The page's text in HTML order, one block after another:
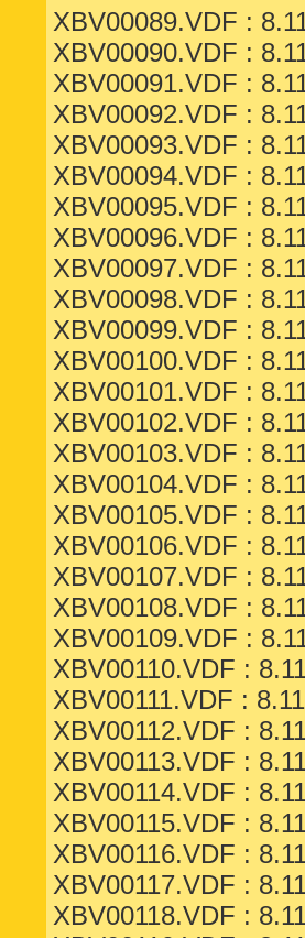
XBV00089.VDF :
XBV00090.VDF :
XBV00091.VDF :
XBV00092.VDF :
XBV00093.VDF :
XBV00094.VDF :
XBV00095.VDF :
XBV00096.VDF :
XBV00097.VDF :
XBV00098.VDF :
XBV00099.VDF :
XBV00100.VDF :
XBV00101.VDF :
XBV00102.VDF :
XBV00103.VDF :
XBV00104.VDF :
XBV00105.VDF :
XBV00106.VDF :
XBV00107.VDF :
XBV00108.VDF :
XBV00109.VDF :
XBV00110.VDF :
XBV00111.VDF :
XBV00112.VDF :
XBV00113.VDF :
XBV00114.VDF :
XBV00115.VDF :
XBV00116.VDF :
XBV00117.VDF :
XBV00118.VDF :